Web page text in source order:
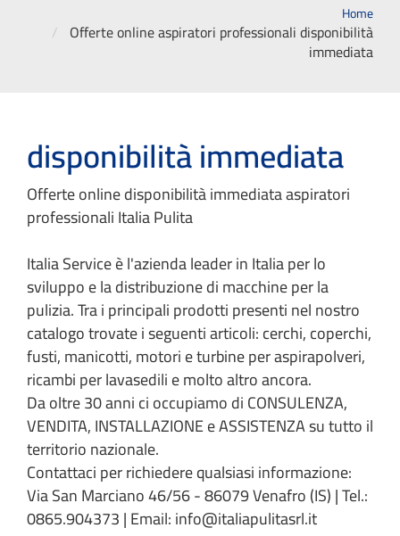
Home
Offerte online aspiratori professionali disponibilità
immediata
disponibilità immediata
Offerte online disponibilità immediata aspiratori
professionali Italia Pulita
Italia Service è l'azienda leader in Italia per lo
sviluppo e la distribuzione di macchine per la
pulizia. Tra i principali prodotti presenti nel nostro
catalogo trovate i seguenti articoli: cerchi, coperchi,
fusti, manicotti, motori e turbine per aspirapolveri,
ricambi per lavasedili e molto altro ancora.
Da oltre 30 anni ci occupiamo di CONSULENZA,
VENDITA, INSTALLAZIONE e ASSISTENZA su tutto il
territorio nazionale.
Contattaci per richiedere qualsiasi informazione:
Via San Marciano 46/56 - 86079 Venafro (IS) | Tel.:
0865.904373 | Email: info@italiapulitasrl.it